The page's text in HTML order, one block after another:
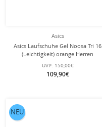
Asics
Asics Laufschuhe Gel Noosa Tri 16
(Leichtigkeit) orange Herren
UVP: 150,00€
109,90€
NEU